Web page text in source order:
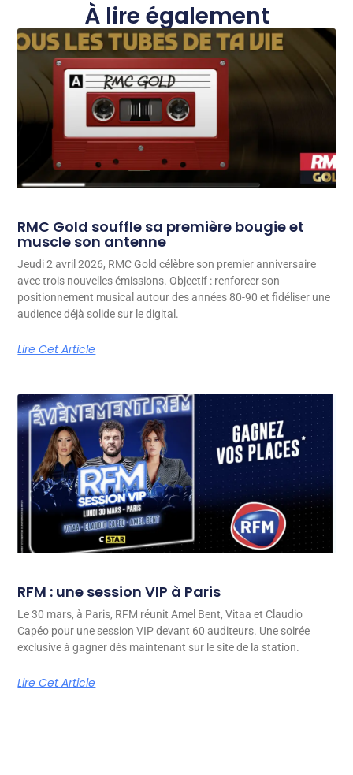
À lire également
RMC Gold souffle sa première bougie et
muscle son antenne
Jeudi 2 avril 2026, RMC Gold célèbre son premier anniversaire
avec trois nouvelles émissions. Objectif : renforcer son
positionnement musical autour des années 80-90 et fidéliser une
audience déjà solide sur le digital.
Lire Cet Article
RFM : une session VIP à Paris
Le 30 mars, à Paris, RFM réunit Amel Bent, Vitaa et Claudio
Capéo pour une session VIP devant 60 auditeurs. Une soirée
exclusive à gagner dès maintenant sur le site de la station.
Lire Cet Article